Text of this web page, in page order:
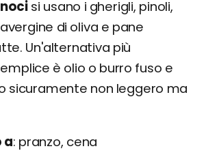
si usano i gherigli, pinoli,
di oliva e pane
Un'alternativa più
è olio o burro fuso e
sicuramente non leggero ma
a pranzo, cena